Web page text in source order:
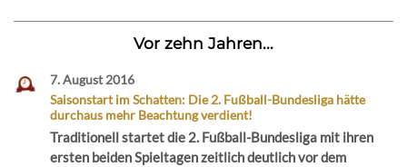
Vor zehn Jahren...
7. August 2016
Saisonstart im Schatten: Die 2. Fußball-Bundesliga hätte
durchaus mehr Beachtung verdient!
Traditionell startet die 2. Fußball-Bundesliga mit ihren
ersten beiden Spieltagen zeitlich deutlich vor dem